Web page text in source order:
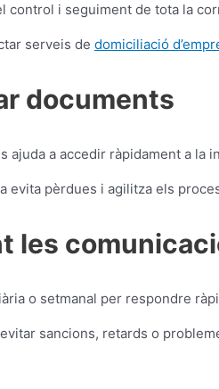
control i seguiment de tota la
serveis de domiciliació
documents
a accedir ràpidament a la
evita pèrdues i agilitza els
les
o setmanal per respondre
sancions, retards o